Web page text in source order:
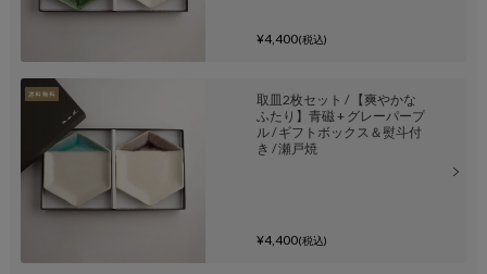
¥4,400(税込)
取皿2枚セット / 【爽やかな
ふたり】青磁 + グレーパープ
ル / ギフトボックス＆熨斗付
き / 瀬戸焼
¥4,400(税込)